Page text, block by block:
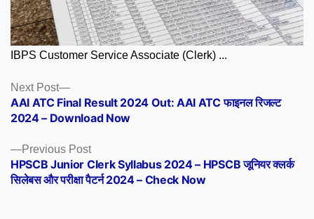
IBPS Customer Service Associate (Clerk) ...
Posts
navigation
Previous PostPrevious
post:
HPSCB Junior Clerk Syllabus 2024 – HPSCB जूनियर क्लर्क
सिलेबस और परीक्षा पैटर्न 2024 – Check Now
Next Post
Next
post:
AAI ATC Final Result 2024 Out: AAI ATC फाइनल रिजल्ट
2024 – Download Now